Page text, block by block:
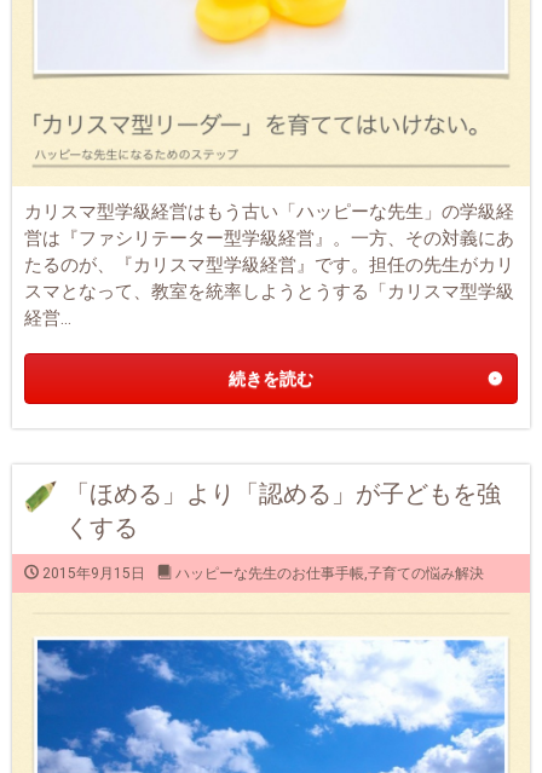
カリスマ型学級経営はもう古い「ハッピーな先生」の学級経
営は『ファシリテーター型学級経営』。一方、その対義にあ
たるのが、『カリスマ型学級経営』です。担任の先生がカリ
スマとなって、教室を統率しようとうする「カリスマ型学級
経営...
続きを読む
「ほめる」より「認める」が子どもを強
くする
2015年9月15日 ハッピーな先生のお仕事手帳,子育ての悩み解決